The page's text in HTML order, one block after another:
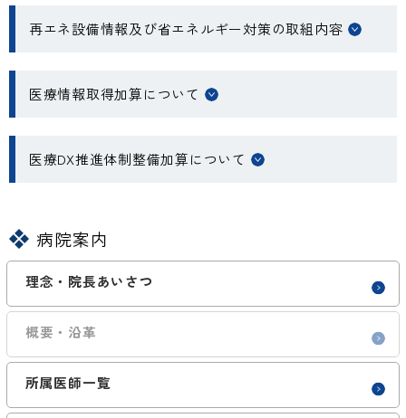
再エネ設備情報及び省エネルギー対策の取組内容
医療情報取得加算について
医療DX推進体制整備加算について
病院案内
理念・院長あいさつ
概要・沿革
所属医師一覧